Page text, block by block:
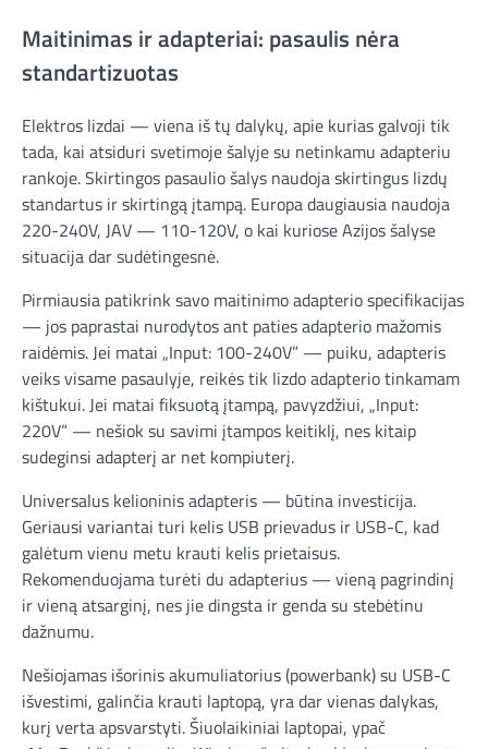
Maitinimas ir adapteriai: pasaulis nėra
standartizuotas
Elektros lizdai — viena iš tų dalykų, apie kurias galvoji tik
tada, kai atsiduri svetimoje šalyje su netinkamu adapteriu
rankoje. Skirtingos pasaulio šalys naudoja skirtingus lizdų
standartus ir skirtingą įtampą. Europa daugiausia naudoja
220-240V, JAV — 110-120V, o kai kuriose Azijos šalyse
situacija dar sudėtingesnė.
Pirmiausia patikrink savo maitinimo adapterio specifikacijas
— jos paprastai nurodytos ant paties adapterio mažomis
raidėmis. Jei matai „Input: 100-240V” — puiku, adapteris
veiks visame pasaulyje, reikės tik lizdo adapterio tinkamam
kištukui. Jei matai fiksuotą įtampą, pavyzdžiui, „Input:
220V” — nešiok su savimi įtampos keitiklį, nes kitaip
sudeginsi adapterį ar net kompiuterį.
Universalus kelioninis adapteris — būtina investicija.
Geriausi variantai turi kelis USB prievadus ir USB-C, kad
galėtum vienu metu krauti kelis prietaisus.
Rekomenduojama turėti du adapterius — vieną pagrindinį
ir vieną atsarginį, nes jie dingsta ir genda su stebėtinu
dažnumu.
Nešiojamas išorinis akumuliatorius (powerbank) su USB-C
išvestimi, galinčia krauti laptopą, yra dar vienas dalykas,
kurį verta apsvarstyti. Šiuolaikiniai laptopai, ypač